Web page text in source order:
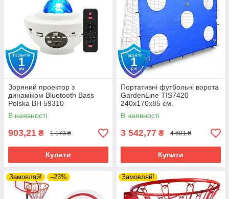
Зоряний проектор з
динаміком Bluetooth Bass
Polska BH 59310
В наявності
903,21 ₴ 1 173 ₴
Купити
Портативні футбольні ворота
GardenLine TIS7420
240х170х85 см.
В наявності
3 542,77 ₴ 4 601 ₴
Купити
Замовляй! –23% Замовляй!